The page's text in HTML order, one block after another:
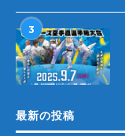
3
最新の投稿